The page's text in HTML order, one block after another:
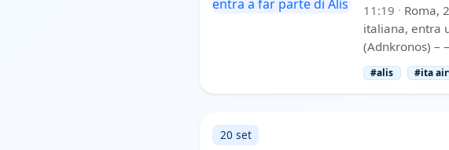
11:19 · Roma,
italiana, entra
(Adnkronos) –
#alis #ita
20 set